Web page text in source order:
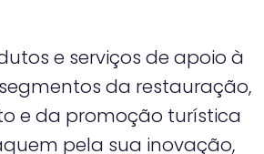
e serviços de apoio à
da restauração,
e da promoção turística
pela sua inovação,